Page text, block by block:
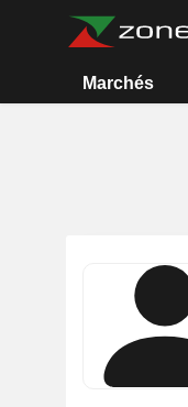
Marchés